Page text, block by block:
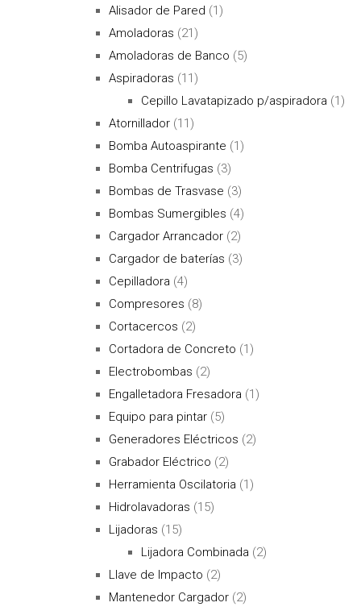
Alisador de Pared (1)
Amoladoras (21)
Amoladoras de Banco (5)
Aspiradoras (11)
Cepillo Lavatapizado p/aspiradora (1)
Atornillador (11)
Bomba Autoaspirante (1)
Bomba Centrifugas (3)
Bombas de Trasvase (3)
Bombas Sumergibles (4)
Cargador Arrancador (2)
Cargador de baterías (3)
Cepilladora (4)
Compresores (8)
Cortacercos (2)
Cortadora de Concreto (1)
Electrobombas (2)
Engalletadora Fresadora (1)
Equipo para pintar (5)
Generadores Eléctricos (2)
Grabador Eléctrico (2)
Herramienta Oscilatoria (1)
Hidrolavadoras (15)
Lijadoras (15)
Lijadora Combinada (2)
Llave de Impacto (2)
Mantenedor Cargador (2)